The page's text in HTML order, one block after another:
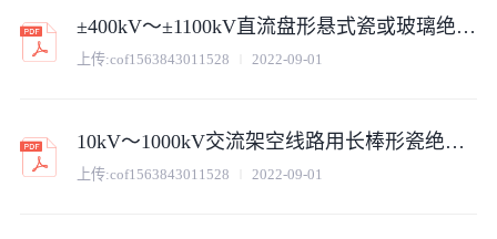
±400kV～±1100kV直流盘形悬式瓷或玻璃绝缘子采购标准 第1部分：通用技术规范
上传:cof1563843011528 2022-09-01
10kV～1000kV交流架空线路用长棒形瓷绝缘子采购标准 第1部分：通用技术规范
上传:cof1563843011528 2022-09-01